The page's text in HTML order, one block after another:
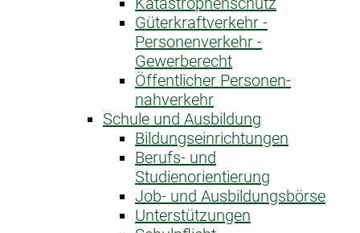
Güterkraftverkehr -
Personenverkehr -
Gewerberecht
Öffentlicher Personen­
nahverkehr
Schule und Ausbildung
Bildungseinrichtungen
Berufs- und
Studienorientierung
Job- und Ausbildungsbörse
Unterstützungen